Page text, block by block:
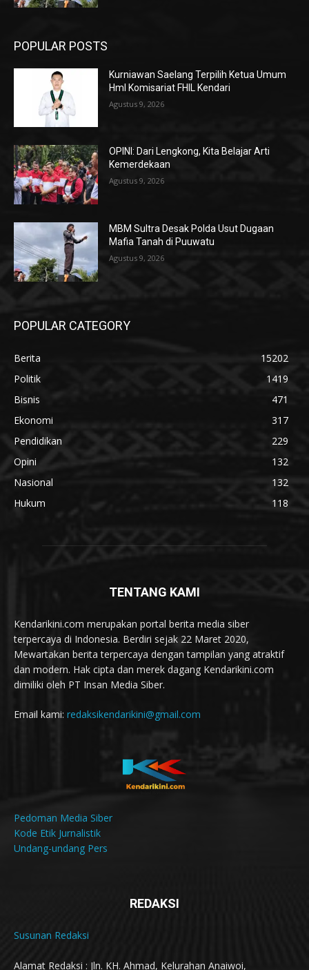
POPULAR POSTS
Kurniawan Saelang Terpilih Ketua Umum
HmI Komisariat FHIL Kendari
Agustus 9, 2026
OPINI: Dari Lengkong, Kita Belajar Arti
Kemerdekaan
Agustus 9, 2026
MBM Sultra Desak Polda Usut Dugaan
Mafia Tanah di Puuwatu
Agustus 9, 2026
POPULAR CATEGORY
Berita
15202
Politik
1419
Bisnis
471
Ekonomi
317
Pendidikan
229
Opini
132
Nasional
132
Hukum
118
TENTANG KAMI
Kendarikini.com merupakan portal berita media siber
terpercaya di Indonesia. Berdiri sejak 22 Maret 2020,
Mewartakan berita terpercaya dengan tampilan yang atraktif
dan modern. Hak cipta dan merek dagang Kendarikini.com
dimiliki oleh PT Insan Media Siber.
Email kami: redaksikendarikini@gmail.com
Pedoman Media Siber
Kode Etik Jurnalistik
Undang-undang Pers
REDAKSI
Susunan Redaksi
Alamat Redaksi : Jln. KH. Ahmad, Kelurahan Anaiwoi,